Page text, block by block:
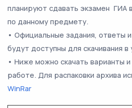
планируют сдавать экзамен ГИА
по данному предмету.
• Официальные задания, ответы
будут доступны для скачивания в
• Ниже можно скачать варианты
работе. Для распаковки архива
WinRar